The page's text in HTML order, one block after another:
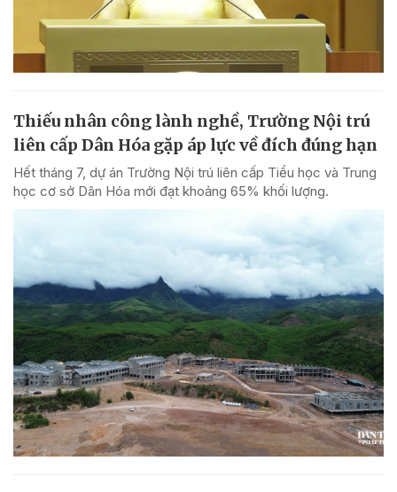
Thiếu nhân công lành nghề, Trường Nội trú
liên cấp Dân Hóa gặp áp lực về đích đúng hạn
Hết tháng 7, dự án Trường Nội trú liên cấp Tiểu học và Trung
học cơ sở Dân Hóa mới đạt khoảng 65% khối lượng.